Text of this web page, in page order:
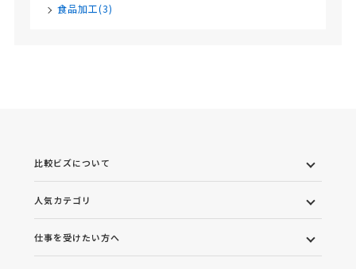
食品加工(3)
比較ビズについて
人気カテゴリ
仕事を受けたい方へ